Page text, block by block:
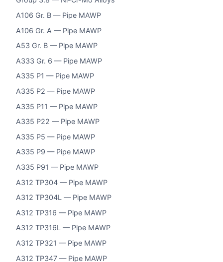
A106 Gr. B — Pipe MAWP
A106 Gr. A — Pipe MAWP
A53 Gr. B — Pipe MAWP
A333 Gr. 6 — Pipe MAWP
A335 P1 — Pipe MAWP
A335 P2 — Pipe MAWP
A335 P11 — Pipe MAWP
A335 P22 — Pipe MAWP
A335 P5 — Pipe MAWP
A335 P9 — Pipe MAWP
A335 P91 — Pipe MAWP
A312 TP304 — Pipe MAWP
A312 TP304L — Pipe MAWP
A312 TP316 — Pipe MAWP
A312 TP316L — Pipe MAWP
A312 TP321 — Pipe MAWP
A312 TP347 — Pipe MAWP